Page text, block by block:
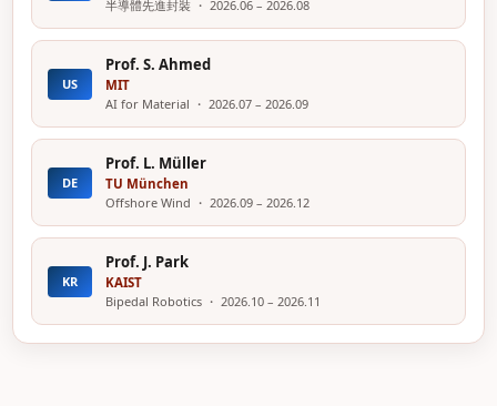
半導體先進封裝 ・ 2026.06 – 2026.08
US
Prof. S. Ahmed
MIT
AI for Material ・ 2026.07 – 2026.09
DE
Prof. L. Müller
TU München
Offshore Wind ・ 2026.09 – 2026.12
KR
Prof. J. Park
KAIST
Bipedal Robotics ・ 2026.10 – 2026.11